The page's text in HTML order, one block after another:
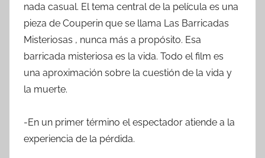
nada casual. El tema central de la película es una
pieza de Couperin que se llama Las Barricadas
Misteriosas , nunca más a propósito. Esa
barricada misteriosa es la vida. Todo el film es
una aproximación sobre la cuestión de la vida y
la muerte.
-En un primer término el espectador atiende a la
experiencia de la pérdida.